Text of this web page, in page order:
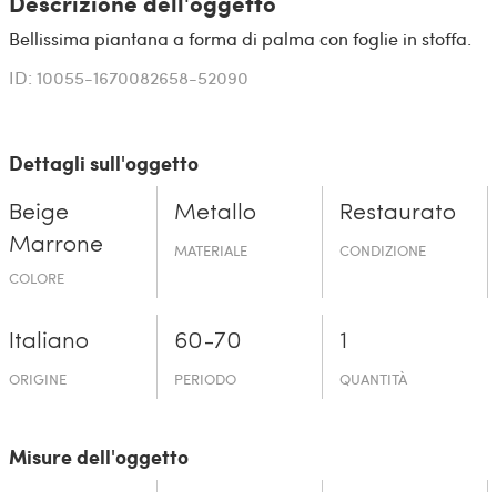
Bellissima piantana a forma di palma con foglie in stoffa.
ID: 10055-1670082658-52090
Dettagli sull'oggetto
Beige
Marrone
COLORE
Metallo
MATERIALE
Restaurato
CONDIZIONE
Italiano
ORIGINE
60-70
PERIODO
1
QUANTITÀ
Misure dell'oggetto